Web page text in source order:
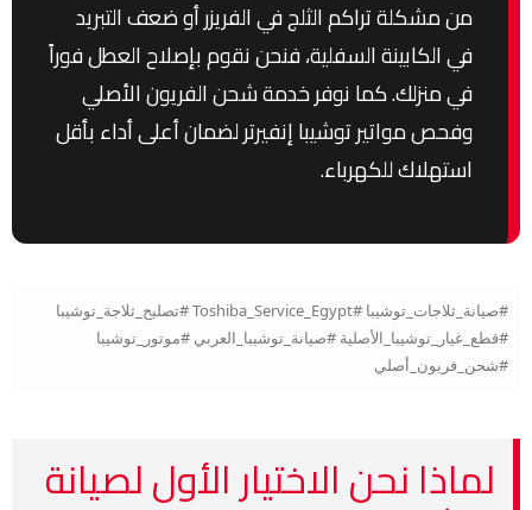
من مشكلة تراكم الثلج في الفريزر أو ضعف التبريد
في الكابينة السفلية، فنحن نقوم بإصلاح العطل فوراً
في منزلك. كما نوفر خدمة شحن الفريون الأصلي
وفحص مواتير توشيبا إنفيرتر لضمان أعلى أداء بأقل
استهلاك للكهرباء.
#صيانة_ثلاجات_توشيبا #Toshiba_Service_Egypt #تصليح_ثلاجة_توشيبا
#قطع_غيار_توشيبا_الأصلية #صيانة_توشيبا_العربي #موتور_توشيبا
#شحن_فريون_أصلي
لماذا نحن الاختيار الأول لصيانة